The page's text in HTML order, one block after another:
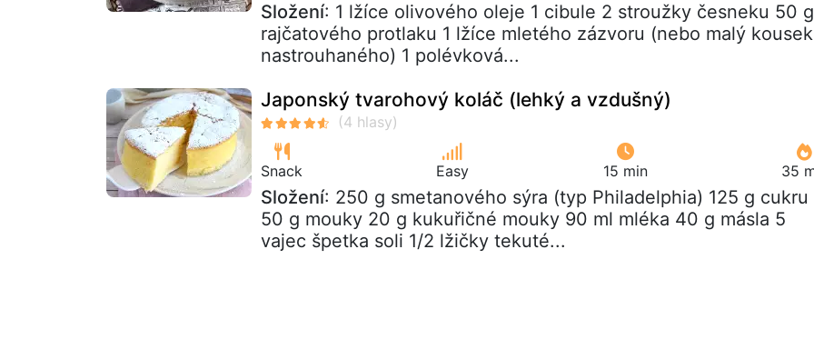
Složení: 1 lžíce olivového oleje 1 cibule 2 stroužky česneku 50 g
rajčatového protlaku 1 lžíce mletého zázvoru (nebo malý kousek
nastrouhaného) 1 polévková...
Japonský tvarohový koláč (lehký a vzdušný)
Snack Easy 15 min 35
Složení: 250 g smetanového sýra (typ Philadelphia) 125 g cukru
50 g mouky 20 g kukuřičné mouky 90 ml mléka 40 g másla 5
vajec špetka soli 1/2 lžičky tekuté...